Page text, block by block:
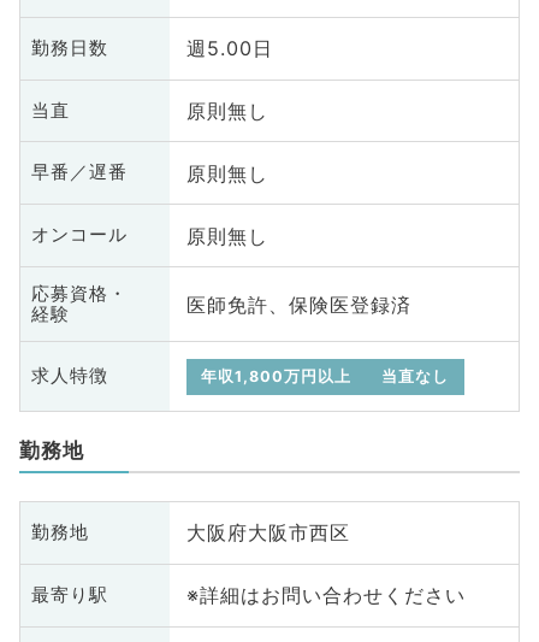
勤務日数 週5.00日
当直 原則無し
早番／遅番 原則無し
オンコール 原則無し
応募資格・
経験
医師免許、保険医登録済
求人特徴 年収1,800万円以上 当直なし
勤務地
勤務地 大阪府大阪市西区
最寄り駅 ※詳細はお問い合わせください